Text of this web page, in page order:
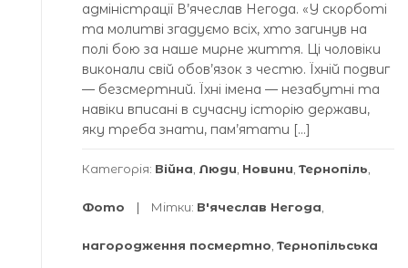
адміністрації В’ячеслав Негода. «У скорботі
та молитві згадуємо всіх, хто загинув на
полі бою за наше мирне життя. Ці чоловіки
виконали свій обов’язок з честю. Їхній подвиг
— безсмертний. Їхні імена — незабутні та
навіки вписані в сучасну історію держави,
яку треба знати, пам’ятати […]
Категорія: Війна, Люди, Новини, Тернопіль,
Фото Мітки: В'ячеслав Негода,
нагородження посмертно, Тернопільська